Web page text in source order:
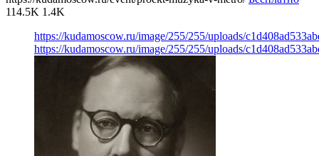
114.5K 1.4K
https://kudamoscow.ru/image/255/255/uploads/
https://kudamoscow.ru/image/255/255/uploads/